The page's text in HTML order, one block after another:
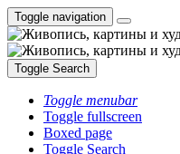
Toggle navigation
Toggle Search
Toggle menubar
Toggle fullscreen
Boxed page
Toggle Search